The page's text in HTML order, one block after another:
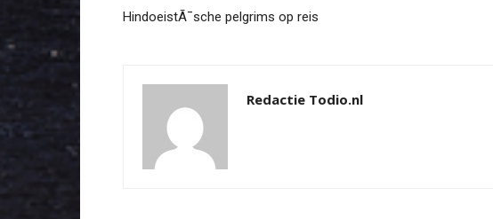
HindoeistÃ¯sche pelgrims op reis
Redactie Todio.nl